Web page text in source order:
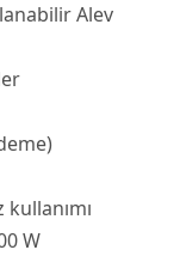
Alev
W